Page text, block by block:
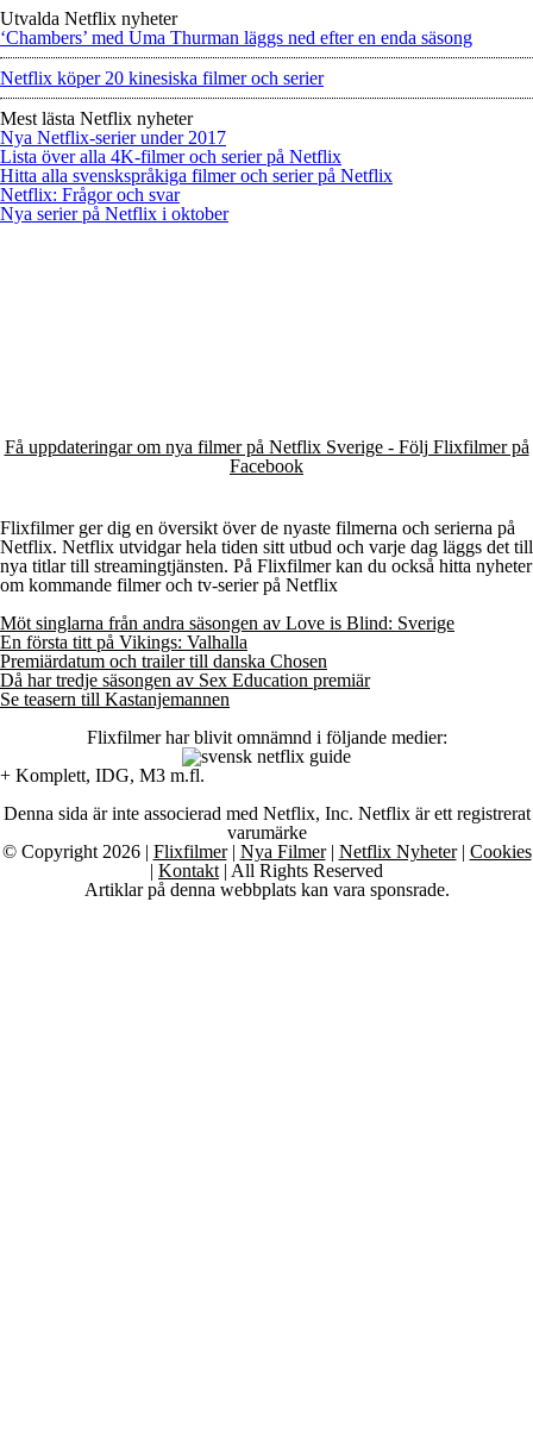
Utvalda Netflix nyheter
‘Chambers’ med Uma Thurman läggs ned efter en enda säsong
Netflix köper 20 kinesiska filmer och serier
Mest lästa Netflix nyheter
Nya Netflix-serier under 2017
Lista över alla 4K-filmer och serier på Netflix
Hitta alla svenskspråkiga filmer och serier på Netflix
Netflix: Frågor och svar
Nya serier på Netflix i oktober
Få uppdateringar om nya filmer på Netflix Sverige - Följ Flixfilmer på
Facebook
Flixfilmer ger dig en översikt över de nyaste filmerna och serierna på
Netflix. Netflix utvidgar hela tiden sitt utbud och varje dag läggs det till
nya titlar till streamingtjänsten. På Flixfilmer kan du också hitta nyheter
om kommande filmer och tv-serier på Netflix
Möt singlarna från andra säsongen av Love is Blind: Sverige
En första titt på Vikings: Valhalla
Premiärdatum och trailer till danska Chosen
Då har tredje säsongen av Sex Education premiär
Se teasern till Kastanjemannen
Flixfilmer har blivit omnämnd i följande medier:
+ Komplett, IDG, M3 m.fl.
Denna sida är inte associerad med Netflix, Inc. Netflix är ett registrerat
varumärke
© Copyright 2026 | Flixfilmer| Nya Filmer| Netflix Nyheter| Cookies
| Kontakt | All Rights Reserved
Artiklar på denna webbplats kan vara sponsrade.